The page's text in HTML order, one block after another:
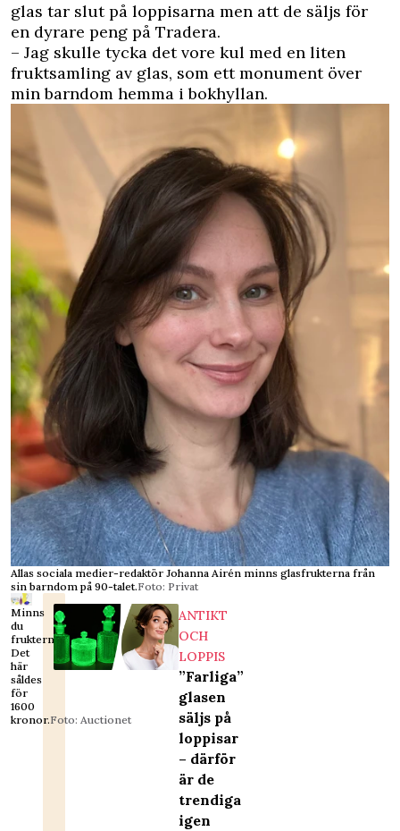
glas tar slut på loppisarna men att de säljs för
en dyrare peng på Tradera.
– Jag skulle tycka det vore kul med en liten
fruktsamling av glas, som ett monument över
min barndom hemma i bokhyllan.
Allas sociala medier-redaktör Johanna Airén minns glasfrukterna från
sin barndom på 90-talet.Foto: Privat
Minns
du
frukterna?
Det
här
såldes
för
1600
kronor.Foto: Auctionet
ANTIKT
OCH
LOPPIS
”Farliga”
glasen
säljs på
loppisar
– därför
är de
trendiga
igen